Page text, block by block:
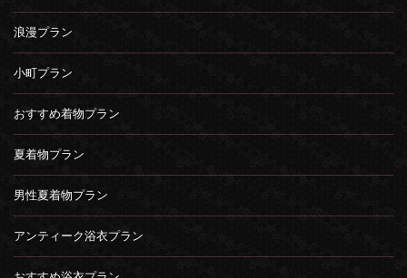
浪漫プラン
小町プラン
おすすめ着物プラン
夏着物プラン
男性夏着物プラン
アンティーク浴衣プラン